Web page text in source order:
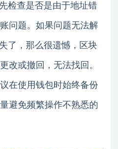
检查是否是由于地址错
问题。如果问题无法解
了，那么很遗憾，区块
改或撤回，无法找回。
在使用钱包时始终备份
避免频繁操作不熟悉的